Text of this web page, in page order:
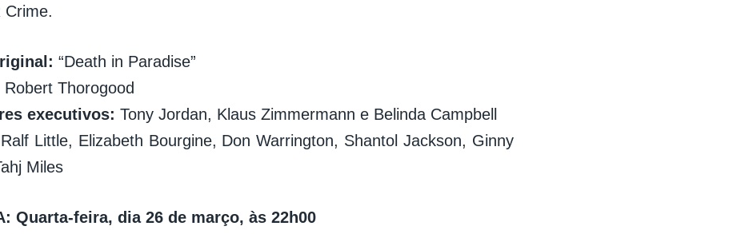
Crime.
“Death in Paradise”
Robert Thorogood
executivos: Tony Jordan, Klaus Zimmermann e Belinda Campbell
Ralf Little, Elizabeth Bourgine, Don Warrington, Shantol Jackson, Ginny
Miles
Quarta-feira, dia 26 de março, às 22h00